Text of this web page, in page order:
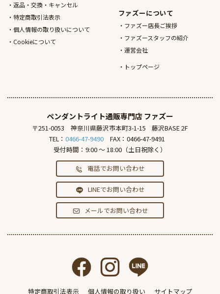
返品・交換・キャンセル
特定商取引法表示
個人情報の取り扱いについて
Cookieについて
ファズーについて
ファズー店長ご挨拶
ファズースタッフの紹介
運営会社
トップページ
ペンダントライト通販専門店 ファズー
〒251-0053 神奈川県藤沢市本町3-1-15
藤沢BASE 2F
TEL： 0466-47-9490
FAX：0466-47-9491
受付時間：9:00 ～ 18:00（土日祝除く）
電話でお問い合わせ
LINEでお問い合わせ
メールでお問い合わせ
特定商取引法表示 個人情報の取り扱い サイトマップ